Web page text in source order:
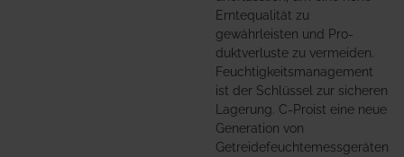
Erntequalität zu
gewährleisten und Pro-
duktverluste zu vermeiden.
Feuchtigkeitsmanagement
ist der Schlüssel zur sicheren
Lagerung. C-Proist eine neue
Generation von
Getreidefeuchtemessgeräten